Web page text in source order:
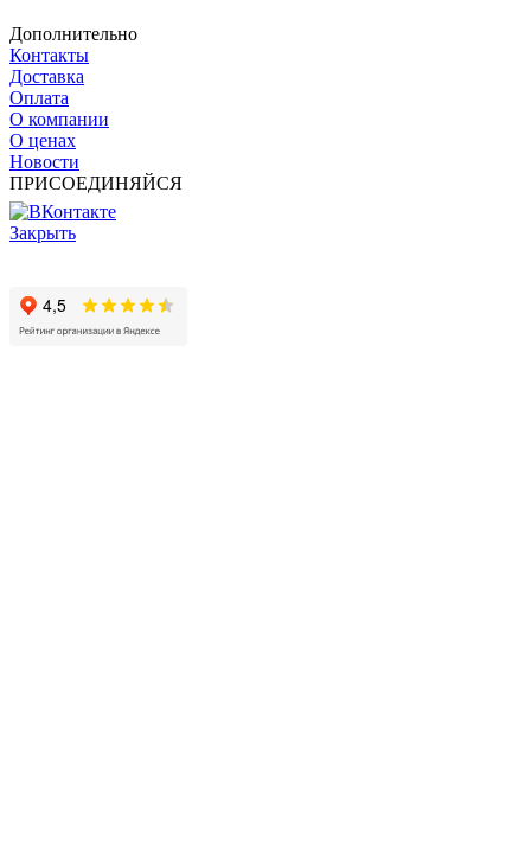
Дополнительно
Контакты
Доставка
Оплата
О компании
О ценах
Новости
ПРИСОЕДИНЯЙСЯ
Закрыть